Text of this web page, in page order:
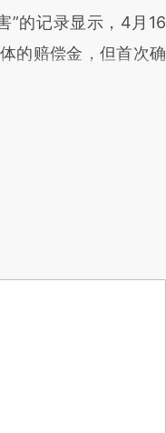
”的记录显示，4月16
的赔偿金，但首次确